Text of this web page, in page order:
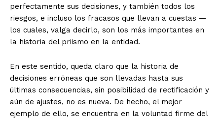
perfectamente sus decisiones, y también todos los
riesgos, e incluso los fracasos que llevan a cuestas —
los cuales, valga decirlo, son los más importantes en
la historia del priismo en la entidad.
En este sentido, queda claro que la historia de
decisiones erróneas que son llevadas hasta sus
últimas consecuencias, sin posibilidad de rectificación y
aún de ajustes, no es nueva. De hecho, el mejor
ejemplo de ello, se encuentra en la voluntad firme del